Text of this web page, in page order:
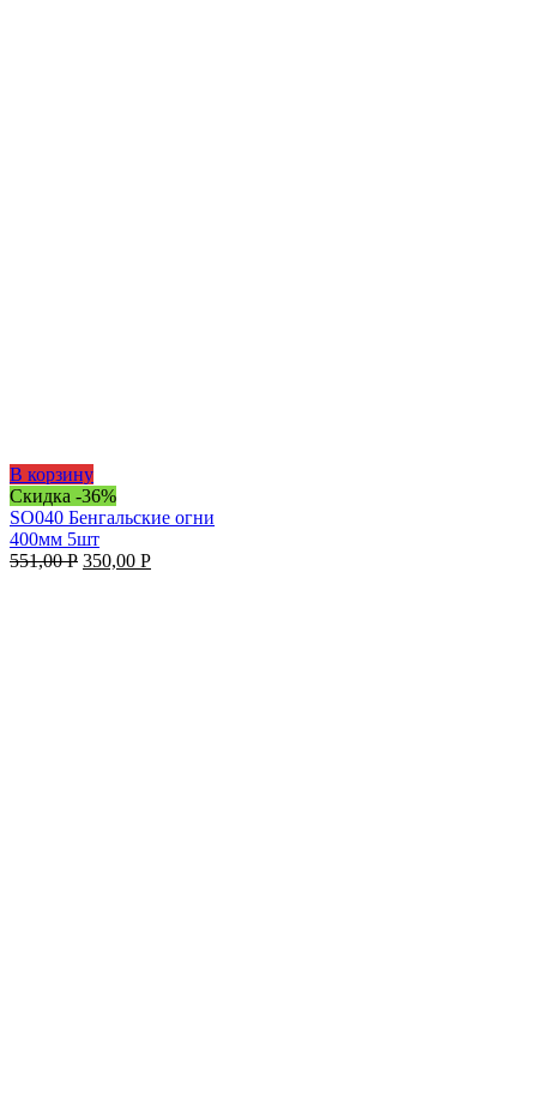
В корзину
Скидка -36%
SO040 Бенгальские огни
400мм 5шт
551,00Р 350,00 Р